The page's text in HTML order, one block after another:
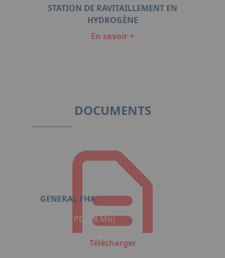
STATION DE RAVITAILLEMENT EN
HYDROGÈNE
En savoir +
DOCUMENTS
GENERAL FHA
Format : PDF (8 Mo)
Télécharger